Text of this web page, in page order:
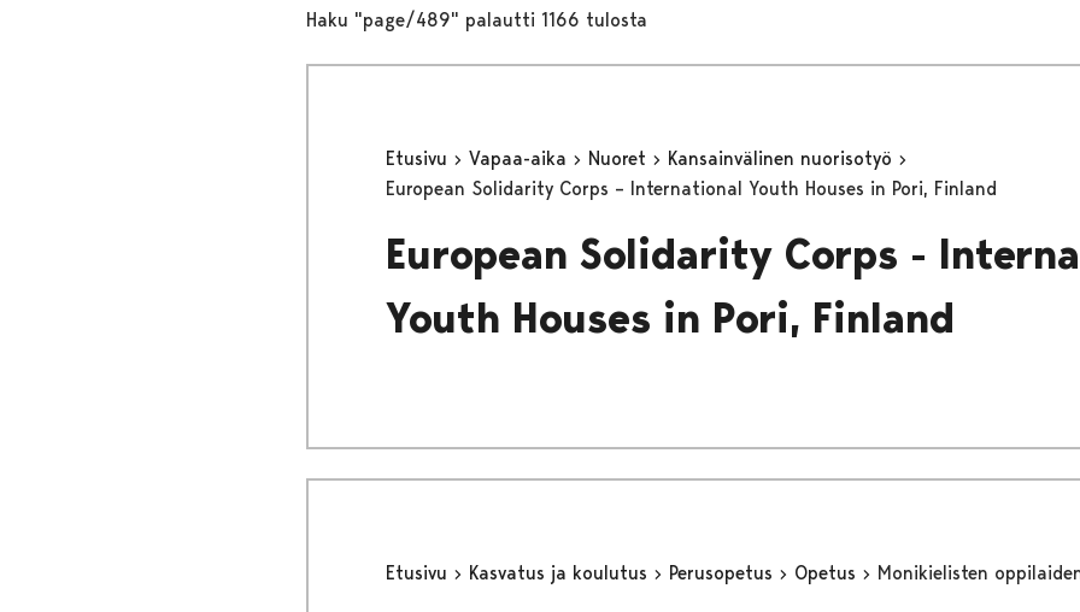
Haku "page/489" palautti 1166 tulosta
Etusivu Vapaa-aika Nuoret
Kansainvälinen nuorisotyö
European Solidarity Corps – International Youth Houses in Pori, Finland
European Solidarity Corps -
Youth Houses in Pori, Finland
Etusivu Kasvatus ja koulutus Perusopetus Opetus Monikielisten